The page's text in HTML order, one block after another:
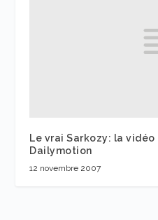
Le vrai Sarkozy: la
Dailymotion
12 novembre 2007